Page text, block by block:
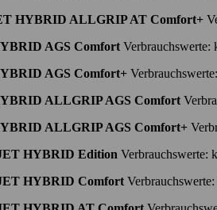
HYBRID ALLGRIP AT Comfort+
AGS Comfort Verbrauchswerte:
AGS Comfort+
ALLGRIP AGS Comfort
ALLGRIP AGS Comfort+
HYBRID Edition Verbrauchswerte:
HYBRID Comfort